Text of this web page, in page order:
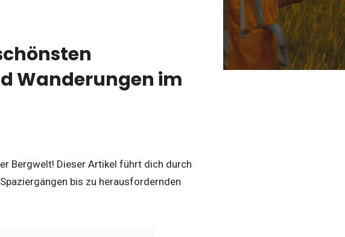
Wanderungen im
Bergwelt! Dieser Artikel führt dich durch
bis zu herausfordernden